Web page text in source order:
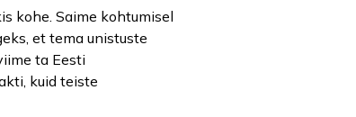
kohe. Saime kohtumisel
et tema unistuste
ta Eesti
kuid teiste